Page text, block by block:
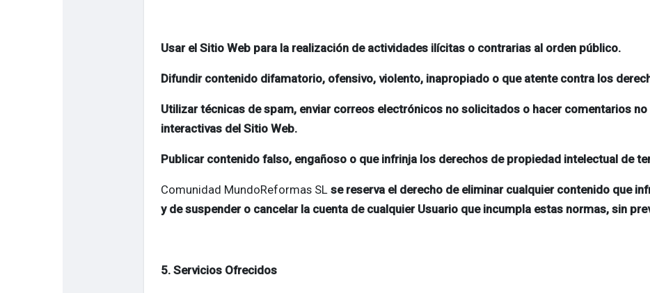
Usar el Sitio Web para la realización de actividades ilícitas o contrarias al orden público.
Difundir contenido difamatorio, ofensivo, violento, inapropiado o que atente contra los
Utilizar técnicas de spam, enviar correos electrónicos no solicitados o hacer comentarios
interactivas del Sitio Web.
Publicar contenido falso, engañoso o que infrinja los derechos de propiedad intelectual de
Comunidad MundoReformas SL se reserva el derecho de eliminar cualquier contenido que
y de suspender o cancelar la cuenta de cualquier Usuario que incumpla estas normas, sin
5. Servicios Ofrecidos